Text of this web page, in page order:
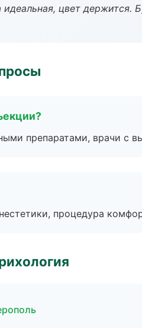
цвет держится.
препаратами, врачи с
процедура